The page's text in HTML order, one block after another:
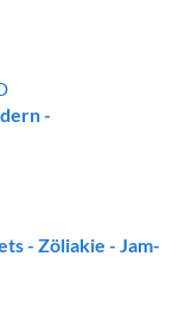
-
- Zöliakie - Jam-